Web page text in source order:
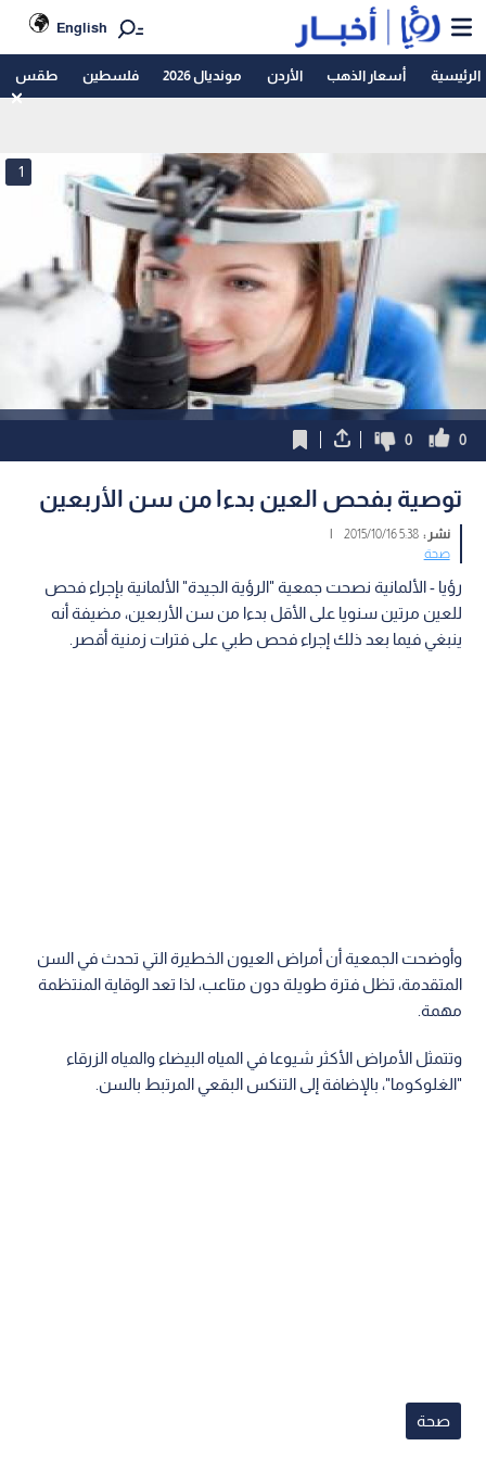
English
الرئيسية أسعار الذهب الأردن مونديال 2026 فلسطين طقس
1
0
0
‫توصية بفحص العين بدءا من سن الأربعين‬
نشر :5:38 2015/10/16
|
صحة
رؤيا - الألمانية نصحت جمعية "الرؤية الجيدة"‬ ‫الألمانية بإجراء فحص
للعين مرتين سنويا على الأقل بدءا من سن‬ ‫الأربعين، مضيفة أنه
ينبغي فيما بعد ذلك إجراء فحص طبي على فترات زمنية‬ ‫أقصر.
وأوضحت الجمعية أن أمراض العيون الخطيرة التي تحدث في السن
المتقدمة، تظل‬ ‫فترة طويلة دون متاعب، لذا تعد الوقاية المنتظمة
مهمة.‬
‫وتتمثل الأمراض الأكثر شيوعا في المياه البيضاء والمياه الزرقاء‬
"الغلوكوما"، بالإضافة إلى التنكس البقعي المرتبط بالسن.‬
صحة